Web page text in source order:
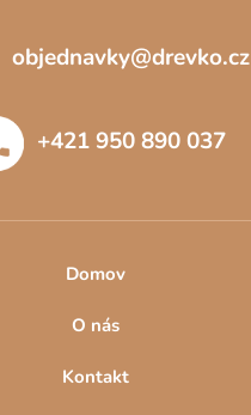
objednavky@drevko.cz
+421 950 890 037
Domov
O nás
Kontakt